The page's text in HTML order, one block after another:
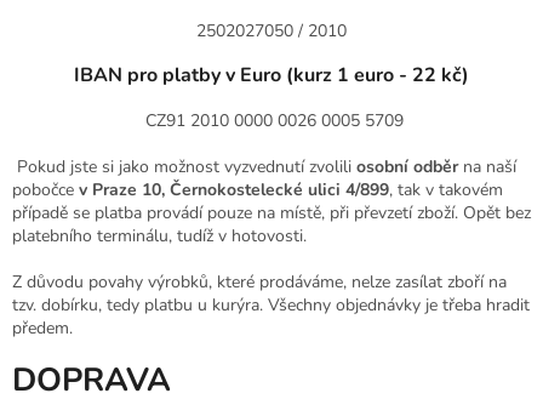
2502027050 / 2010
IBAN pro platby v Euro (kurz 1 euro - 22 kč)
CZ91 2010 0000 0026 0005 5709
Pokud jste si jako možnost vyzvednutí zvolili osobní odběrna naší
pobočce v Praze 10, Černokostelecké ulici 4/899, tak v takovém
případě se platba provádí pouze na místě, při převzetí zboží. Opět bez
platebního terminálu, tudíž v hotovosti.
Z důvodu povahy výrobků, které prodáváme, nelze zasílat zboří na
tzv. dobírku, tedy platbu u kurýra. Všechny objednávky je třeba hradit
předem.
DOPRAVA